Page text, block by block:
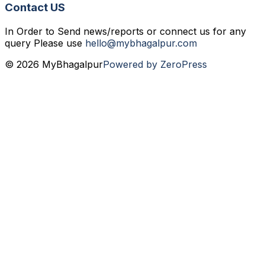
Contact US
In Order to Send news/reports or connect us for any
query Please use hello@mybhagalpur.com
© 2026 MyBhagalpurPowered by ZeroPress